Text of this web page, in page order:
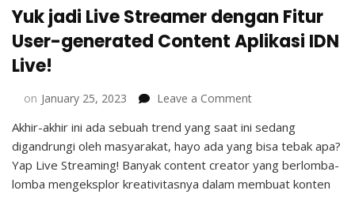
Yuk jadi Live Streamer dengan Fitur
User-generated Content Aplikasi IDN
Live!
on January 25, 2023 Leave a Commenton
jadi
Live
Streamer
dengan
Akhir-akhir ini ada sebuah trend yang saat ini sedang
digandrungi oleh masyarakat, hayo ada yang bisa tebak apa?
Yap Live Streaming! Banyak content creator yang berlomba-
lomba mengeksplor kreativitasnya dalam membuat konten